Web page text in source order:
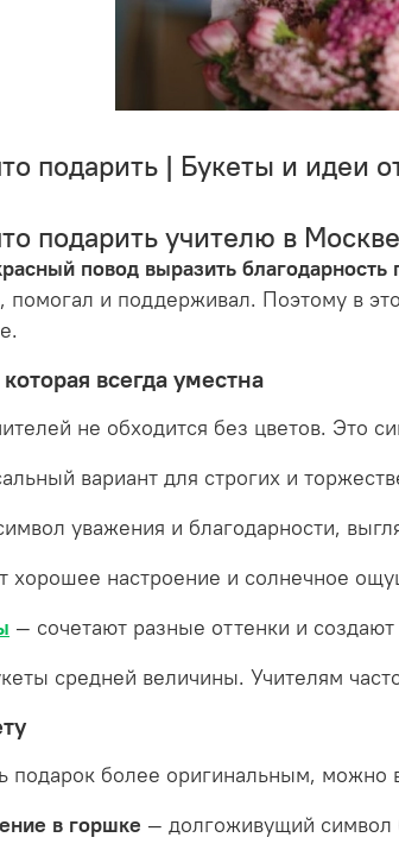
подарить | Букеты и идеи
подарить учителю в Москве
повод выразить
помогал и поддерживал. Поэтому в
всегда уместна
не обходится без цветов. Это
вариант для строгих и
уважения и благодарности,
хорошее настроение и солнечное
— сочетают разные оттенки и
средней величины. Учителям
подарок более оригинальным, можно
в горшке — долгоживущий символ